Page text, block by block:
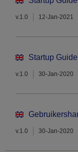
v.1.0 12-Jan-2021
Startup
v.1.0 30-Jan-2020
v.1.0 30-Jan-2020